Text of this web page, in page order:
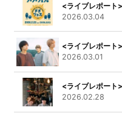
<ライブレポート
2026.03.04
<ライブレポー
2026.03.01
<ライブレポート
2026.02.28